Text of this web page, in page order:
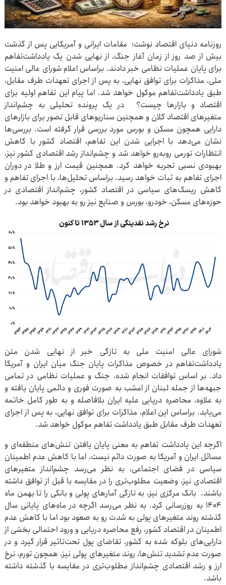
روزنامه دنیای اقتصاد نوشت: مقامات ایرانی و آمریکایی پس از گذشت
بیش از صد روز از زمان آغاز جنگ، از نهایی شدن یک یادداشت‌تفاهم
برای پایان عملیات نظامی خبر دادند. براساس اعلام شورای عالی امنیت
ملی، مذاکرات برای توافق نهایی، به پس از اجرای تعهدات طرف مقابل،
طبق یادداشت‌تفاهم موکول خواهد شد. اما پیام این تفاهم اولیه برای
اقتصاد و بازارها چیست؟ در یک پرونده تحلیلی به چشم‌انداز
متغیرهای اقتصاد کلان و همچنین سناریوهای قابل تصور برای بازارهای
دارایی همچون مسکن و بورس مورد بررسی قرار گرفته است. بررسی‌ها
نشان می‌دهد با اجرایی شدن این تفاهم، اقتصاد کشور با کاهش
انتظارات تورمی روبه‌رو خواهد شد و چشم‌انداز رشد اقتصادی کشور نیز،
بهبودی نسبی تجربه خواهد کرد. همچنین قیمت ارز و طلا در دوران
اجرای تفاهم به ثبات خواهد رسید. براساس تحلیل‌ها، با اجرای تفاهم و
کاهش ریسک‌های سیاسی در اقتصاد کشور، چشم‌انداز اقتصادی در
حوزه‌های مسکن، خودرو، بورس و صنایع نیز رو به بهبود خواهد بود.
شورای عالی امنیت ملی به تازگی خبر از نهایی شدن متن
یادداشت‌تفاهم در خصوص مذاکرات پایان جنگ میان ایران و آمریکا
داد. بر اساس توافقات انجام شده، جنگ و عملیات نظامی در تمامی
جبهه‌ها از جمله لبنان از امشب به صورت فوری و دائمی پایان یافته و
به علاوه، محاصره دریایی علیه ایران بلافاصله و به طور کامل خاتمه
می‌یابد. براساس این اعلام، مذاکرات برای توافق نهایی، به پس از اجرای
تعهدات طرف مقابل طبق یادداشت تفاهم موکول خواهد شد.
اگرچه این یادداشت تفاهم به معنی پایان یافتن تنش‌های منطقه‌ای و
مسائل ایران و آمریکا به صورت دائم نیست، اما با کاهش عدم اطمینان
سیاسی در فضای اجتماعی، به نظر می‌رسد چشم‌انداز متغیرهای
اقتصادی نیز، وضعیت مطلوب‌تری را در مقایسه با قبل از توافق داشته
باشند. بانک مرکزی نیز، به تازگی آمارهای پولی و بانکی را تا بهمن ماه
۱۴۰۴ به روزرسانی کرد. به نظر می‌رسد اگرچه در ماه‌های پایانی سال
گذشته روند متغیرهای پولی به شدت رو به صعود بود اما با کاهش عدم
اطمینان در اقتصاد کشور، رفع محاصره دریایی و ورود احتمالی بخشی از
دارایی‌های بلوکه شده به کشور، تقاضای پول تحت‌تاثیر قرار گیرد و در
صورت عدم تشدید تنش‌ها، روند متغیرهای پولی نیز، همچون تورم، نرخ
ارز و رشد اقتصادی چشم‌انداز مطلوب‌تری در مقایسه با گذشته داشته
باشد.